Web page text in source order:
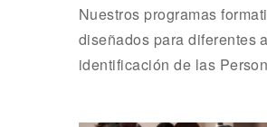
Nuestros programas
diseñados para diferentes
identificación de las